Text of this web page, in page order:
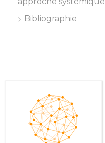
Bibliographie